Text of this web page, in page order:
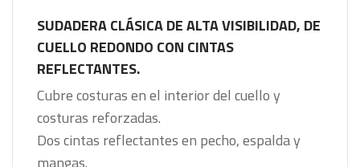
SUDADERA CLÁSICA DE ALTA VISIBILIDAD, DE
CUELLO REDONDO CON CINTAS
REFLECTANTES.
Cubre costuras en el interior del cuello y
costuras reforzadas.
Dos cintas reflectantes en pecho, espalda y
mangas.